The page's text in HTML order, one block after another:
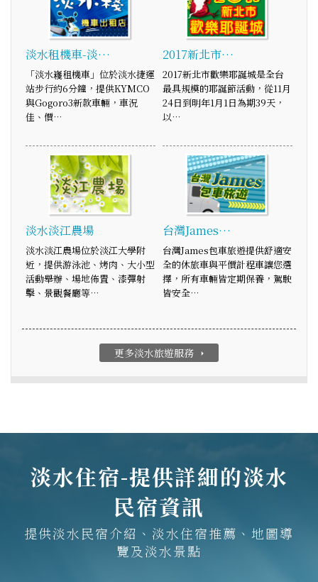
淡水租機車-淡…
「淡水嶘租機車」位於淡水捷運
站步行約6分鐘，提供KYMCO
與Gogoro3新款車輛，車況
佳、價…
2017新北市…
2017新北市歡樂耶誕城是全台
最具規模的耶誕節活動，從11月
24日到明年1月1日為期39天，
以…
淡水淡江農場
淡水淡江農場位於淡江大學附
近，提供游泳池、烤肉、大小型
活動舉辦、場地佈置、漆彈射
擊、景觀餐廳等…
台灣James…
台灣James包車旅遊提供舒適安
全的休旅車與平價計程車讓您選
擇，所有車輛皆定期保養，駕駛
皆安全…
更多淡水旅遊服務 arrow_right
淡水住宿-提供詳細的淡水
民宿資訊
提供淡水民宿介紹、淡水住宿推薦、地圖導
覽及淡水景點